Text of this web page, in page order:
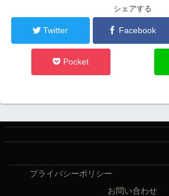
シェアする
Twitter Facebook
Pocket
プライバシーポリシー
お問い合わせ